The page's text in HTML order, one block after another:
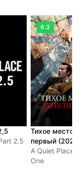
2.5
6.3
Тихое место:
первый (2024)
A Quiet Place:
One